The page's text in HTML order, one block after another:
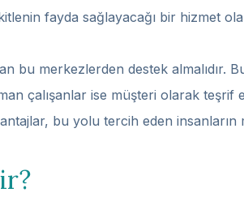
fayda sağlayacağı bir hizmet
bu merkezlerden destek almalıdır.
çalışanlar ise müşteri olarak teşrif
bu yolu tercih eden